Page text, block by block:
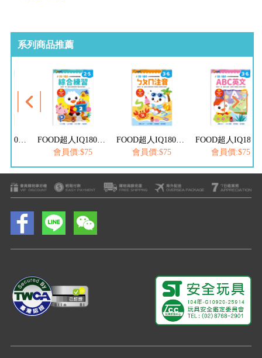
系列商品推薦
會員價:$75
會員價:$75
會員價:$75